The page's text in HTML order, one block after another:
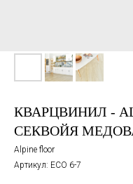
КВАРЦВИНИЛ -
СЕКВОЙЯ
Alpine floor
Артикул: ЕСО 6-7